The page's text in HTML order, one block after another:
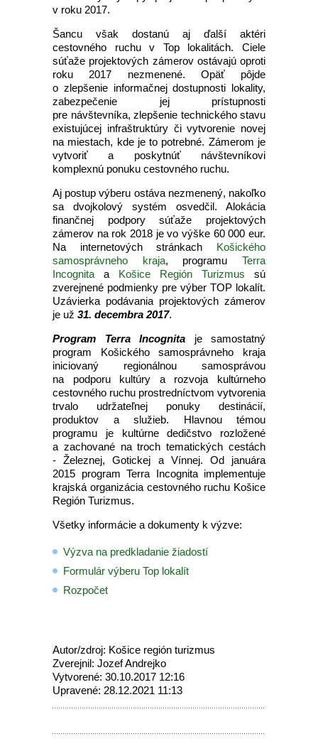
v roku 2017.
Šancu však dostanú aj ďalší aktéri
cestovného ruchu v Top lokalitách. Ciele
súťaže projektových zámerov ostávajú oproti
roku 2017 nezmenené. Opäť pôjde
o zlepšenie informačnej dostupnosti lokality,
zabezpečenie jej prístupnosti
pre návštevníka, zlepšenie technického stavu
existujúcej infraštruktúry či vytvorenie novej
na miestach, kde je to potrebné. Zámerom je
vytvoriť a poskytnúť návštevníkovi
komplexnú ponuku cestovného ruchu.
Aj postup výberu ostáva nezmenený, nakoľko
sa dvojkolový systém osvedčil. Alokácia
finančnej podpory súťaže projektových
zámerov na rok 2018 je vo výške 60 000 eur.
Na internetových stránkach Košického
samosprávneho kraja, programuTerra
Incognita a Košice Región Turizmus sú
zverejnené podmienky pre výber TOP lokalít.
Uzávierka podávania projektových zámerov
je už 31. decembra 2017.
Program Terra Incognita je samostatný
program Košického samosprávneho kraja
iniciovaný regionálnou samosprávou
na podporu kultúry a rozvoja kultúrneho
cestovného ruchu prostredníctvom vytvorenia
trvalo udržateľnej ponuky destinácií,
produktov a služieb. Hlavnou témou
programu je kultúrne dedičstvo rozložené
a zachované na troch tematických cestách
- Železnej, Gotickej a Vínnej. Od januára
2015 program Terra Incognita implementuje
krajská organizácia cestovného ruchu Košice
Región Turizmus.
Všetky informácie a dokumenty k výzve:
Výzva na predkladanie žiadostí
Formulár výberu Top lokalít
Rozpočet
Autor/zdroj: Košice región turizmus
Zverejnil: Jozef Andrejko
Vytvorené: 30.10.2017 12:16
Upravené: 28.12.2021 11:13